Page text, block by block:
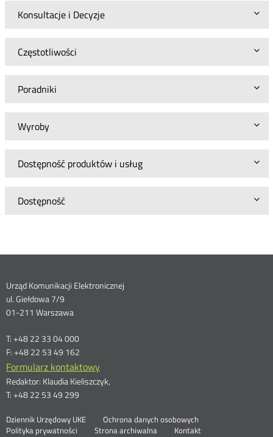
Konsultacje i Decyzje
Częstotliwości
Poradniki
Wyroby
Dostępność produktów i usług
Dostępność
Dane
kontaktowe
Urząd Komunikacji Elektronicznej
ul. Giełdowa 7/9
01-211 Warszawa
T: +48 22 33 04 000
F: +48 22 53 49 162
Formularz kontaktowy
Redaktor: Klaudia Kieliszczyk,
T: +48 22 53 49 299
Stopka
Dziennik Urzędowy UKE Otwórz
Ochrona danych osobowych
Polityka prywatności
Otwórz
Strona archiwalna
Kontakt